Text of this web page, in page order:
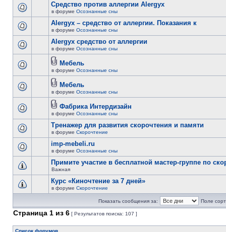
Cредство против аллергии Alergyx
в форуме Осознанные сны
Alergyx – средство от аллергии. Показания к
в форуме Осознанные сны
Alergyx средство от аллергии
в форуме Осознанные сны
Мебель
в форуме Осознанные сны
Мебель
в форуме Осознанные сны
Фабрика Интердизайн
в форуме Осознанные сны
Тренажер для развития скорочтения и памяти
в форуме Скорочтение
imp-mebeli.ru
в форуме Осознанные сны
Примите участие в бесплатной мастер-группе по
Важная
Курс «Киночтение за 7 дней»
в форуме Скорочтение
Показать сообщения за: Поле
Страница 1 из 6 [ Результатов поиска: 107 ]
Список форумов